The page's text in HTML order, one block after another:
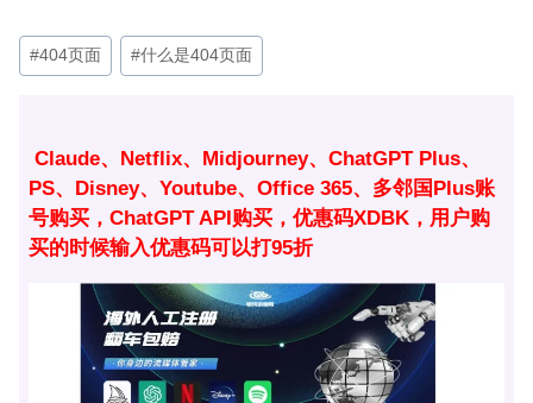
文
章
#404页面 #什么是404页面
Claude、Netflix、Midjourney、ChatGPT Plus、
PS、Disney、Youtube、Office 365、多邻国Plus账
号购买，ChatGPT API购买，优惠码XDBK，用户购
买的时候输入优惠码可以打95折